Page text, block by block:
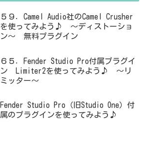
５９．Camel Audio社のCamel Crusher
を使ってみよう♪ ～ディストーショ
ン～ 無料プラグイン
６５．Fender Studio Pro付属プラグイ
ン Limiter2を使ってみよう♪ ～リ
ミッター～
Fender Studio Pro（旧Studio One）付
属のプラグインを使ってみよう♪